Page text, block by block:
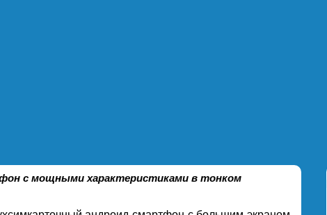
с мощными характеристиками в тонком